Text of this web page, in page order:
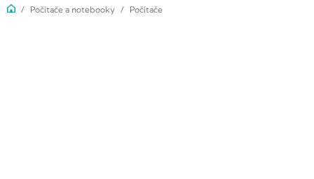
DomůPočítače a notebooky Počítače